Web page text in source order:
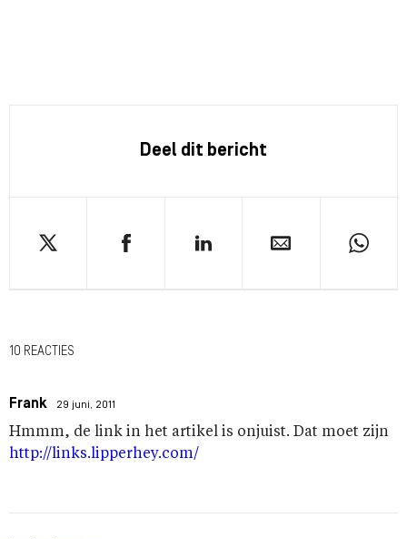
Deel dit bericht
10 REACTIES
Frank 29 juni, 2011
Hmmm, de link in het artikel is onjuist. Dat moet zijn
http://links.lipperhey.com/